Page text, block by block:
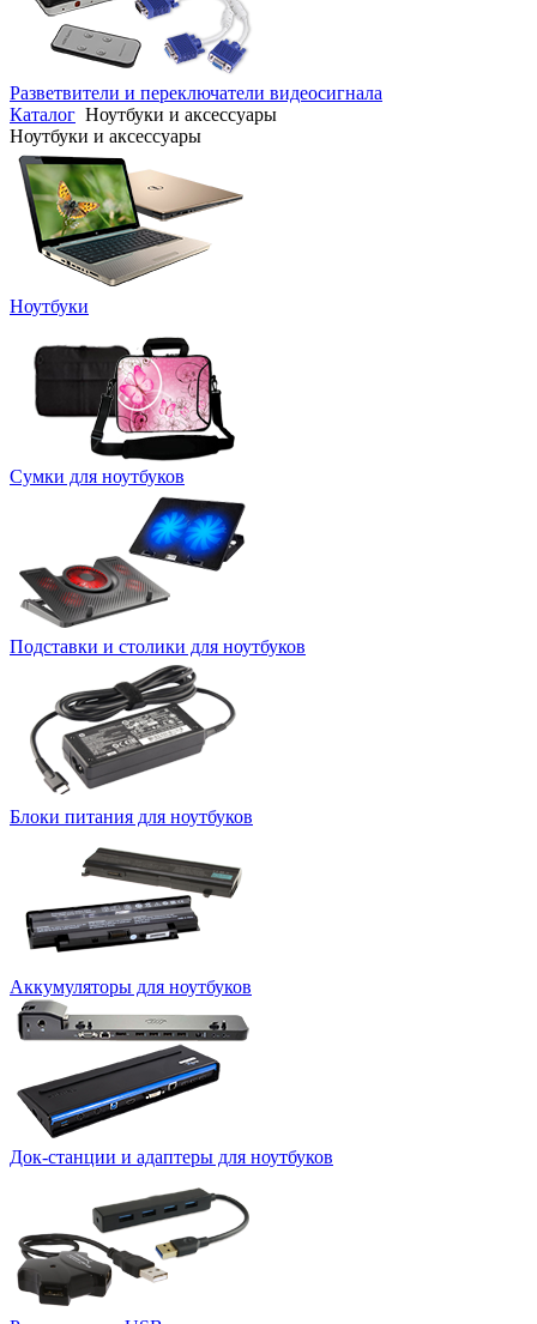
Разветвители и переключатели видеосигнала
Каталог Ноутбуки и аксессуары
Ноутбуки и аксессуары
Ноутбуки
Сумки для ноутбуков
Подставки и столики для ноутбуков
Блоки питания для ноутбуков
Аккумуляторы для ноутбуков
Док-станции и адаптеры для ноутбуков